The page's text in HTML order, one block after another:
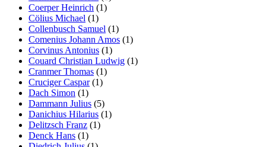
Coerper Heinrich (1)
Cölius Michael (1)
Collenbusch Samuel (1)
Comenius Johann Amos (1)
Corvinus Antonius (1)
Couard Christian Ludwig (1)
Cranmer Thomas (1)
Cruciger Caspar(1)
Dach Simon (1)
Dammann Julius (5)
Danichius Hilarius (1)
Delitzsch Franz (1)
Denck Hans (1)